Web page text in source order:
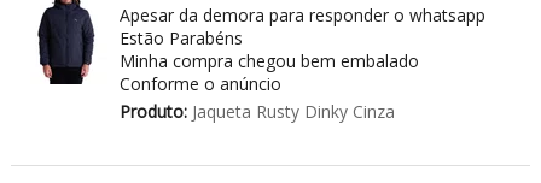
Apesar da demora para responder o whatsapp
Estão Parabéns
Minha compra chegou bem embalado
Conforme o anúncio
Produto:Jaqueta Rusty Dinky Cinza